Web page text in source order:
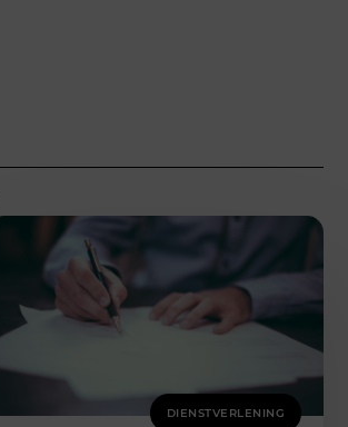
DIENSTVERLENING